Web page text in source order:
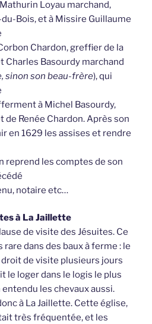
Loyau marchand,
Bois, et à Missire Guillaume
Chardon, greffier de la
Charles Basourdy marchand
sinon son beau-frère), qui
à Michel Basourdy,
de Renée Chardon. Après son
en 1629 les assises et rendre
reprend les comptes de son
notaire etc…
à La Jaillette
de visite des Jésuites. Ce
rare dans des baux à ferme : le
de visite plusieurs jours
le loger dans le logis le plus
les chevaux aussi.
à La Jaillette. Cette église,
très fréquentée, et les